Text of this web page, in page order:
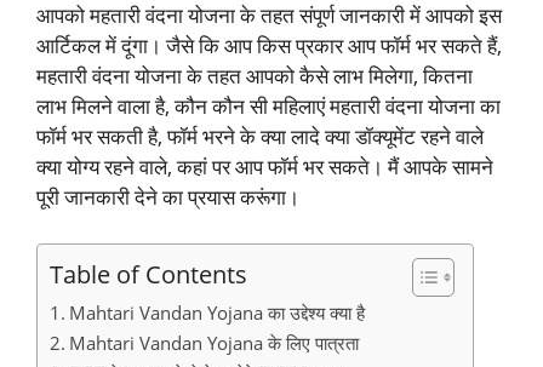
आपको महतारी वंदना योजना के तहत संपूर्ण जानकारी में आपको इस
आर्टिकल में दूंगा। जैसे कि आप किस प्रकार आप फॉर्म भर सकते हैं,
महतारी वंदना योजना के तहत आपको कैसे लाभ मिलेगा, कितना
लाभ मिलने वाला है, कौन कौन सी महिलाएं महतारी वंदना योजना का
फॉर्म भर सकती है, फॉर्म भरने के क्या लादे क्या डॉक्यूमेंट रहने वाले
क्या योग्य रहने वाले, कहां पर आप फॉर्म भर सकते। मैं आपके सामने
पूरी जानकारी देने का प्रयास करूंगा।
Table of Contents
Mahtari Vandan Yojana का उद्देश्य क्या है
Mahtari Vandan Yojana के लिए पात्रता